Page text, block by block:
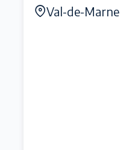
Val-de-Marne